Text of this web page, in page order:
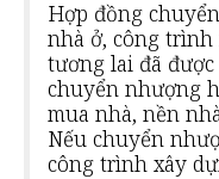
Hợp đồng
nhà ở, công
tương lai đã
chuyển nhượng
mua nhà, nền
Nếu chuyển
công trình xây